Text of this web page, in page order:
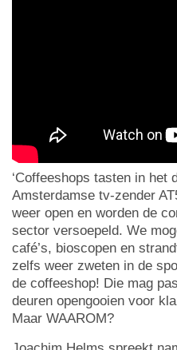
‘Coffeeshops tasten in het
Amsterdamse tv-zender
weer open en worden de
sector versoepeld. We
café’s, bioscopen en
zelfs weer zweten in de
de coffeeshop! Die mag
deuren opengooien voor
Maar WAAROM?